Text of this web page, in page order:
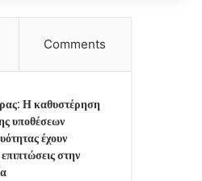
Comments
Η καθυστέρηση
υποθέσεων
έχουν
στην